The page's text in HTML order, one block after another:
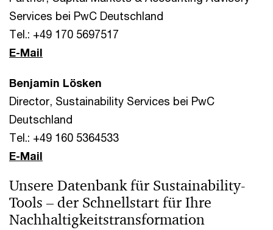
Services bei PwC Deutschland
Tel.: +49 170 5697517
E-Mail
Benjamin Lösken
Director, Sustainability Services bei PwC
Deutschland
Tel.: +49 160 5364533
E-Mail
Unsere Datenbank für Sustainability-
Tools – der Schnellstart für Ihre
Nachhaltigkeitstransformation